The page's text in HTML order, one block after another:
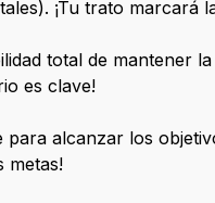
¡Tu trato marcará
total de mantener
es clave!
para alcanzar los
metas!